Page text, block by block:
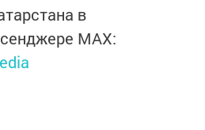
в
MАХ: